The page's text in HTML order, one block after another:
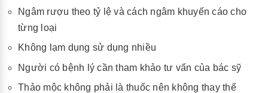
Ngâm rượu theo tỷ lệ và cách ngâm khuyến cáo cho
từng loại
Không lạm dụng sử dụng nhiều
Người có bệnh lý cần tham khảo tư vấn của bác sỹ
Thảo mộc không phải là thuốc nên không thay thế